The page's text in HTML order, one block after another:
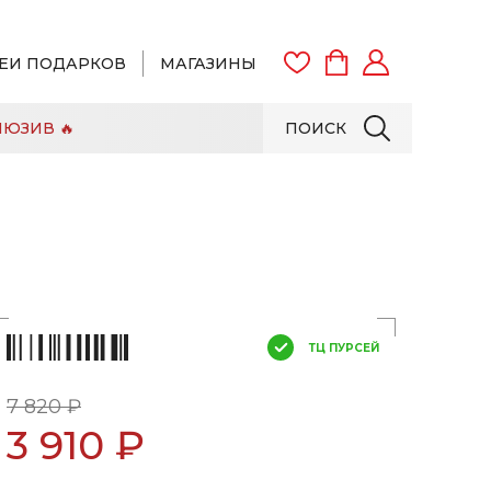
ПОДАРКОВ МАГАЗИНЫ
ПОИСК
🔥
ТЦ ПУРСЕЙ
7 820 ₽
3 910 ₽